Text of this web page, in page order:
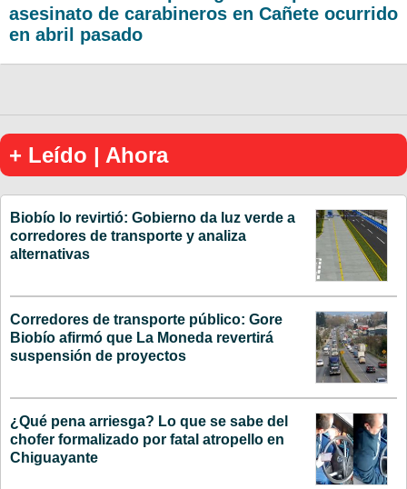
asesinato de carabineros en Cañete ocurrido
en abril pasado
+ Leído | Ahora
Biobío lo revirtió: Gobierno da luz verde a
corredores de transporte y analiza
alternativas
Corredores de transporte público: Gore
Biobío afirmó que La Moneda revertirá
suspensión de proyectos
¿Qué pena arriesga? Lo que se sabe del
chofer formalizado por fatal atropello en
Chiguayante